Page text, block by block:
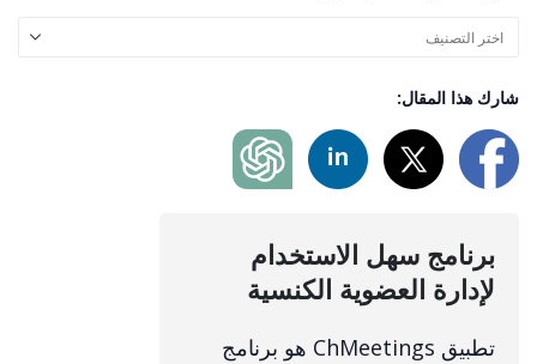
شارك هذا المقال:
برنامج سهل الاستخدام
لإدارة العضوية الكنسية
تطبيق ChMeetings هو برنامج